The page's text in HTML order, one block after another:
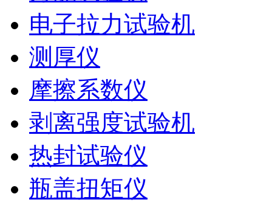
电子拉力试验机
测厚仪
摩擦系数仪
剥离强度试验机
热封试验仪
瓶盖扭矩仪